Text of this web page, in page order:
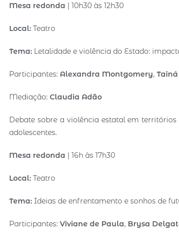
Mesa redonda | 10h30 às 12h30
Local: Teatro
Tema: Letalidade e violência do Estado:
Participantes: Alexandra Montgomery,
Mediação:Claudia Adão
Debate sobre a violência estatal em
adolescentes.
Mesa redonda | 16h às 17h30
Local: Teatro
Tema:Ideias de enfrentamento e sonhos de
Participantes:Viviane de Paula, Brysa